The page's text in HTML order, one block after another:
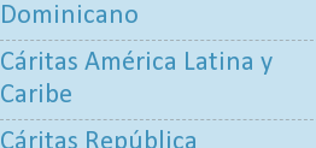
Dominicano
Cáritas América Latina y
Caribe